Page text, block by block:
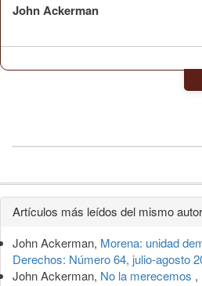
John Ackerman
Detalles
del
artículo
Artículos más leídos del mismo
John Ackerman, Morena: unidad
Derechos: Número 64, julio-agosto
John Ackerman, No la merecemos ,